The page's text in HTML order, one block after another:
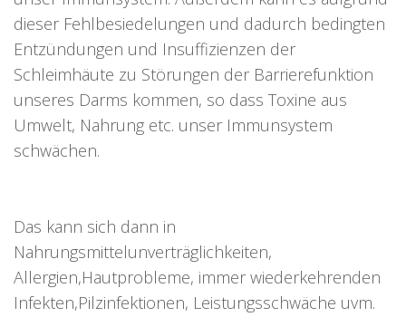
dieser Fehlbesiedelungen und dadurch bedingten
Entzündungen und Insuffizienzen der
Schleimhäute zu Störungen der Barrierefunktion
unseres Darms kommen, so dass Toxine aus
Umwelt, Nahrung etc. unser Immunsystem
schwächen.
Das kann sich dann in
Nahrungsmittelunverträglichkeiten,
Allergien,Hautprobleme, immer wiederkehrenden
Infekten,Pilzinfektionen, Leistungsschwäche uvm.